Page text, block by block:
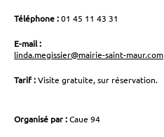
Téléphone :01 45 11 43 31
E-mail :
linda.megissier@mairie-saint-maur.com
Tarif :Visite gratuite, sur réservation.
Organisé par :Caue 94